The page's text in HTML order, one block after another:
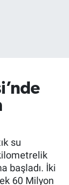
su
başladı. İki
60 Milyon